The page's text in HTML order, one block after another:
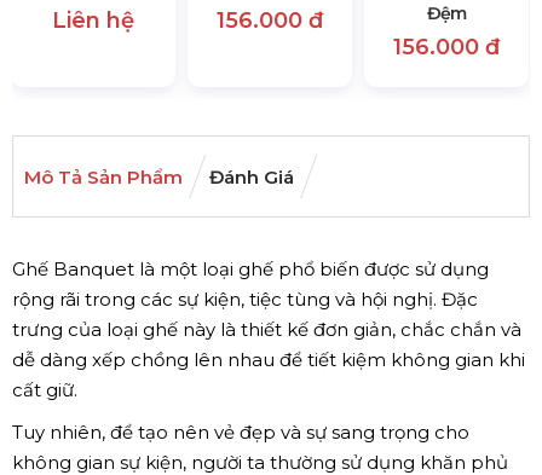
Liên hệ 156.000 đ
Đệm
156.000 đ
Mô Tả Sản Phẩm Đánh Giá
Ghế Banquet là một loại ghế phổ biến được sử dụng
rộng rãi trong các sự kiện, tiệc tùng và hội nghị. Đặc
trưng của loại ghế này là thiết kế đơn giản, chắc chắn và
dễ dàng xếp chồng lên nhau để tiết kiệm không gian khi
cất giữ.
Tuy nhiên, để tạo nên vẻ đẹp và sự sang trọng cho
không gian sự kiện, người ta thường sử dụng khăn phủ